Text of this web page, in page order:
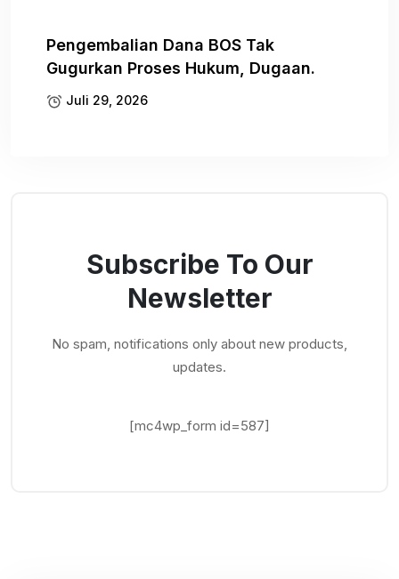
Pengembalian Dana BOS Tak
Gugurkan Proses Hukum, Dugaan.
Juli 29, 2026
Subscribe To Our
Newsletter
No spam, notifications only about new products,
updates.
[mc4wp_form id=587]